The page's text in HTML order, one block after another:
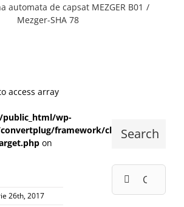
automata de capsat MEZGER B01
Mezger-SHA 78
access array
wp-
framework/class-
on
26th, 2017
Search